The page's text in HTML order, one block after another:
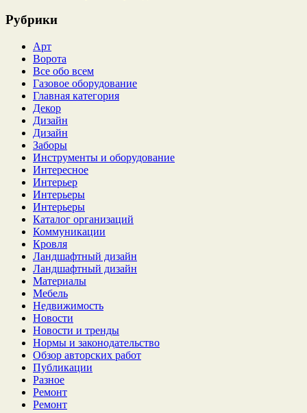
Рубрики
Арт
Ворота
Все обо всем
Газовое оборудование
Главная категория
Декор
Дизайн
Дизайн
Заборы
Инструменты и оборудование
Интересное
Интерьер
Интерьеры
Интерьеры
Каталог организаций
Коммуникации
Кровля
Ландшафтный дизайн
Ландшафтный дизайн
Материалы
Мебель
Недвижимость
Новости
Новости и тренды
Нормы и законодательство
Обзор авторских работ
Публикации
Разное
Ремонт
Ремонт